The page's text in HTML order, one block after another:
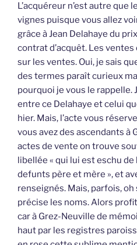
L’acquéreur n’est autre que
vignes puisque vous allez
grâce à Jean Delahaye du
contrat d’acquêt. Les
sur les ventes. Oui, je sais
des termes paraît curieux
pourquoi je vous le rappelle.
entre ce Delahaye et celui
hier. Mais, l’acte vous
vous avez des ascendants à
actes de vente on trouve
libellée « qui lui est eschu
defunts père et mère », et
renseignés. Mais, parfois,
précise les noms. Alors
car à Grez-Neuville de
haut par les registres